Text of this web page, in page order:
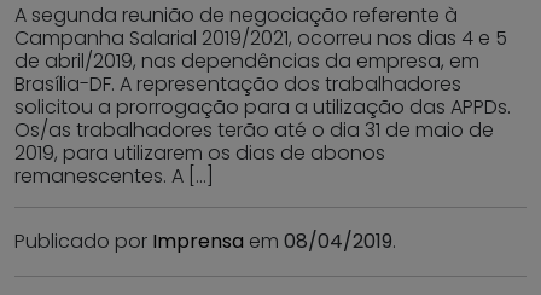
A segunda reunião de negociação referente à
Campanha Salarial 2019/2021, ocorreu nos dias 4 e 5
de abril/2019, nas dependências da empresa, em
Brasília-DF. A representação dos trabalhadores
solicitou a prorrogação para a utilização das APPDs.
Os/as trabalhadores terão até o dia 31 de maio de
2019, para utilizarem os dias de abonos
remanescentes. A […]
Publicado por Imprensa em 08/04/2019.